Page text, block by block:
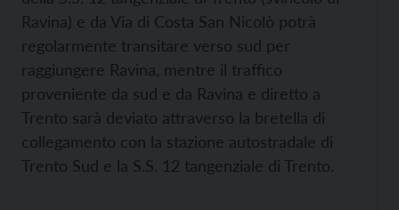
Ravina) e da Via di Costa San Nicolò potrà
regolarmente transitare verso sud per
raggiungere Ravina, mentre il traffico
proveniente da sud e da Ravina e diretto a
Trento sarà deviato attraverso la bretella di
collegamento con la stazione autostradale di
Trento Sud e la S.S. 12 tangenziale di Trento.